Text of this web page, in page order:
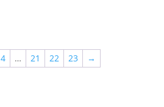
4 … 21 22 23 →